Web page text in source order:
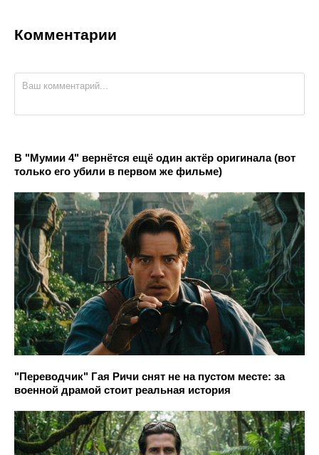
Комментарии
В "Мумии 4" вернётся ещё один актёр оригинала (вот
только его убили в первом же фильме)
"Переводчик" Гая Ричи снят не на пустом месте: за
военной драмой стоит реальная история